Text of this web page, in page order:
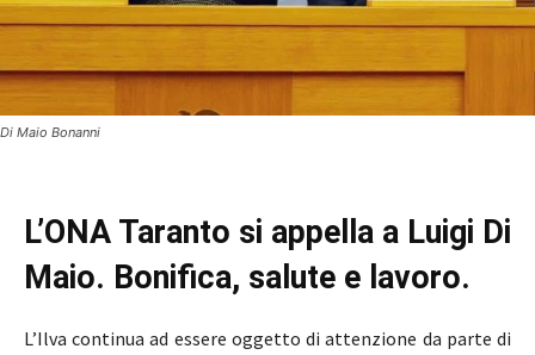
Di Maio Bonanni
L’ONA Taranto si appella a Luigi Di
Maio. Bonifica, salute e lavoro.
L’Ilva continua ad essere oggetto di attenzione da parte di